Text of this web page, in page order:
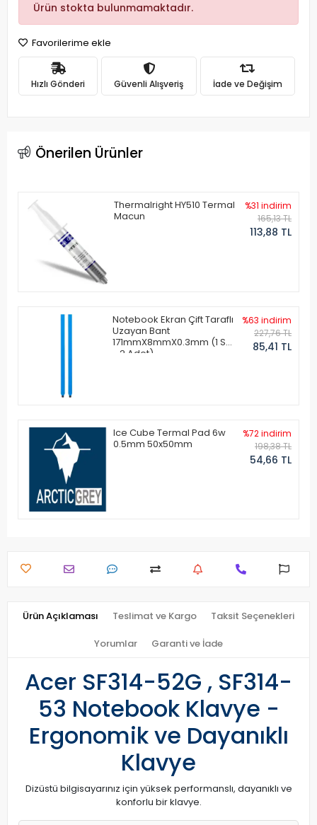
Ürün stokta bulunmamaktadır.
Favorilerime ekle
Hızlı Gönderi Güvenli Alışveriş İade ve Değişim
Önerilen Ürünler
Thermalright HY510 Termal
Macun
%31 indirim
165,13 TL
113,88 TL
Notebook Ekran Çift Taraflı
Uzayan Bant
171mmX8mmX0.3mm (1 Set
- 2 Adet)
%63 indirim
227,76 TL
85,41 TL
Ice Cube Termal Pad 6w
0.5mm 50x50mm
%72 indirim
198,38 TL
54,66 TL
Ürün Açıklaması Teslimat ve Kargo Taksit Seçenekleri
Yorumlar Garanti ve İade
Acer SF314-52G , SF314-
53 Notebook Klavye -
Ergonomik ve Dayanıklı
Klavye
Dizüstü bilgisayarınız için yüksek performanslı, dayanıklı ve
konforlu bir klavye.